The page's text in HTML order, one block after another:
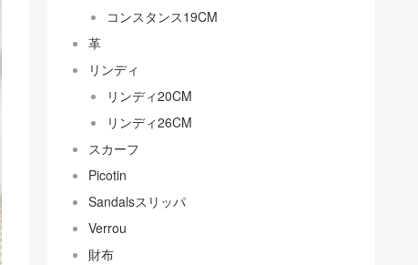
コンスタンス19CM
革
リンディ
リンディ20CM
リンディ26CM
スカーフ
Picotin
Sandalsスリッパ
Verrou
財布